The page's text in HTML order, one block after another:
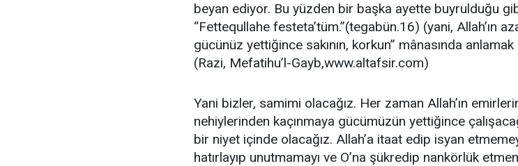
beyan ediyor. Bu yüzden bir başka ayette buyrulduğu
“Fettequllahe festeta’tüm.”(tegabün.16) (yani, Allah’ın
gücünüz yettiğince sakının, korkun” mânasında
(Razi, Mefatihu’l-Gayb,www.altafsir.com)
Yani bizler, samimi olacağız. Her zaman Allah’ın
nehiylerinden kaçınmaya gücümüzün yettiğince
bir niyet içinde olacağız. Allah’a itaat edip isyan
hatırlayıp unutmamayı ve O’na şükredip nankörlük